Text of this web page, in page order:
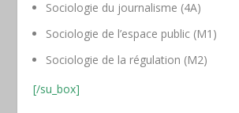
Sociologie du journalisme (4A)
Sociologie de l’espace public (M1)
Sociologie de la régulation (M2)
[/su_box]